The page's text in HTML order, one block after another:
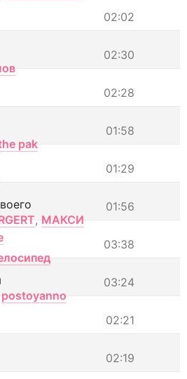
02:02
02:30
02:28
01:58
pak
01:29
01:56
, МАКСИ
03:38
03:24
postoyanno
02:21
02:19